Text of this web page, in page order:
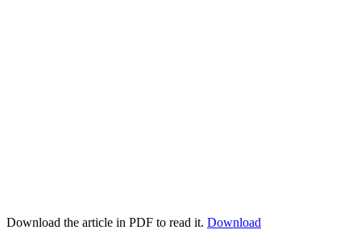
Download the article in PDF to read it. Download